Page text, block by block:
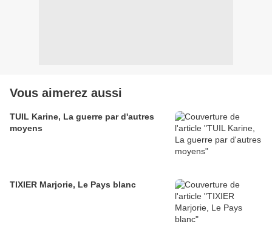
Vous aimerez aussi
TUIL Karine, La guerre par d'autres
moyens
TIXIER Marjorie, Le Pays blanc